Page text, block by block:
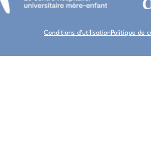
Conditions d’utilisationPolitique de